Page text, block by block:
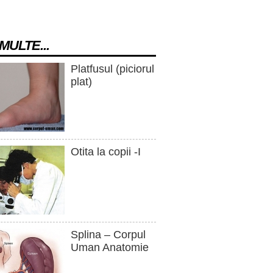
Platfusul (piciorul
plat)
Otita la copii -I
Splina – Corpul
Uman Anatomie